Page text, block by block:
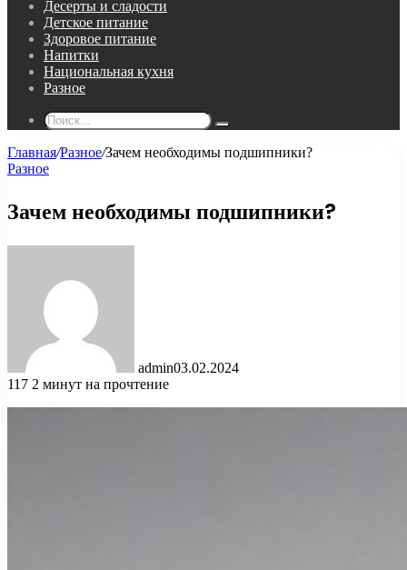
Десерты и сладости
Детское питание
Здоровое питание
Напитки
Национальная кухня
Разное
Поиск...
Главная/Разное/Зачем необходимы подшипники?
Разное
Зачем необходимы подшипники?
admin03.02.2024
117 2 минут на прочтение